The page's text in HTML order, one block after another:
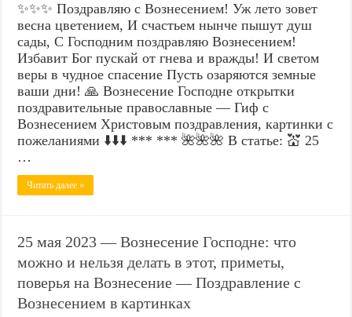
✨✨✨ Поздравляю с Вознесением! Уж лето зовет
весна цветением, И счастьем нынче пышут душ
сады, С Господним поздравляю Вознесением!
Избавит Бог пускай от гнева и вражды! И светом
веры в чудное спасение Пусть озаряются земные
ваши дни! 🙏 Вознесение Господне открытки
поздравительные православные — Гиф с
Вознесением Христовым поздравления, картинки с
пожеланиями ⬇️⬇️⬇️ *** *** 🌺🌺🌺 В статье: 💒 25
…
Читать далее »
25 мая 2023 — Вознесение Господне: что
можно и нельзя делать в этот, приметы,
поверья на Вознесение — Поздравление с
Вознесением в картинках